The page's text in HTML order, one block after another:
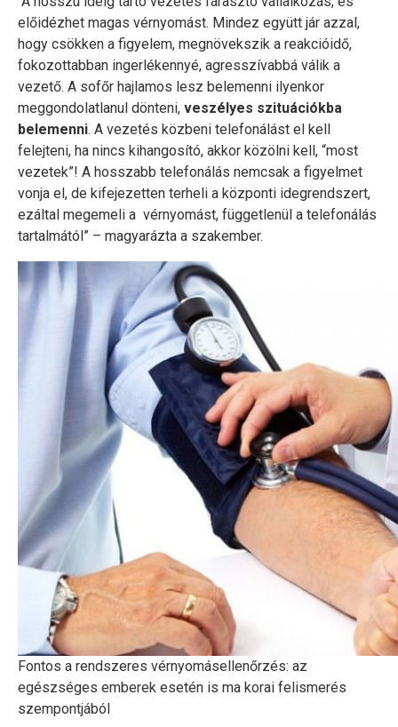
előidézhet magas vérnyomást. Mindez együtt jár azzal,
hogy csökken a figyelem, megnövekszik a reakcióidő,
fokozottabban ingerlékennyé, agresszívabbá válik a
vezető. A sofőr hajlamos lesz belemenni ilyenkor
meggondolatlanul dönteni, veszélyes szituációkba
belemenni. A vezetés közbeni telefonálást el kell
felejteni, ha nincs kihangosító, akkor közölni kell, “most
vezetek”! A hosszabb telefonálás nemcsak a figyelmet
vonja el, de kifejezetten terheli a központi idegrendszert,
ezáltal megemeli a vérnyomást, függetlenül a telefonálás
tartalmától” – magyarázta a szakember.
Fontos a rendszeres vérnyomásellenőrzés: az
egészséges emberek esetén is ma korai felismerés
szempontjából